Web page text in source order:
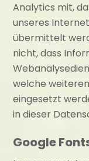
Analytics mit,
unseres
übermittelt
nicht, dass
welche
eingesetzt
in dieser
Google